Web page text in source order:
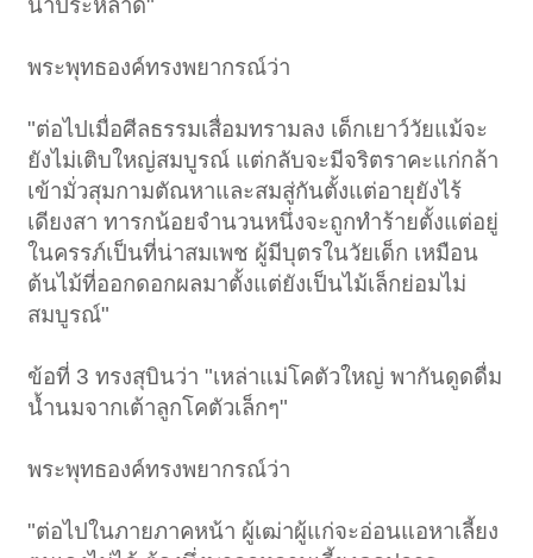
น่าประหลาด"
พระพุทธองค์ทรงพยากรณ์ว่า
"ต่อไปเมื่อศีลธรรมเสื่อมทรามลง เด็กเยาว์วัยแม้จะ
ยังไม่เติบใหญ่สมบูรณ์ แต่กลับจะมีจริตราคะแก่กล้า
เข้ามั่วสุมกามตัณหาและสมสู่กันตั้งแต่อายุยังไร้
เดียงสา ทารกน้อยจำนวนหนึ่งจะถูกทำร้ายตั้งแต่อยู่
ในครรภ์เป็นที่น่าสมเพช ผู้มีบุตรในวัยเด็ก เหมือน
ต้นไม้ที่ออกดอกผลมาตั้งแต่ยังเป็นไม้เล็กย่อมไม่
สมบูรณ์"
ข้อที่ 3 ทรงสุบินว่า "เหล่าแม่โคตัวใหญ่ พากันดูดดื่ม
น้ำนมจากเต้าลูกโคตัวเล็กๆ"
พระพุทธองค์ทรงพยากรณ์ว่า
"ต่อไปในภายภาคหน้า ผู้เฒ่าผู้แก่จะอ่อนแอหาเลี้ยง